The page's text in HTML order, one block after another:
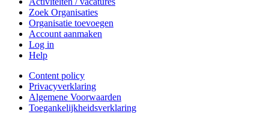
Zoek Organisaties
Organisatie toevoegen
Account aanmaken
Log in
Help
Content policy
Privacyverklaring
Algemene Voorwaarden
Toegankelijkheidsverklaring